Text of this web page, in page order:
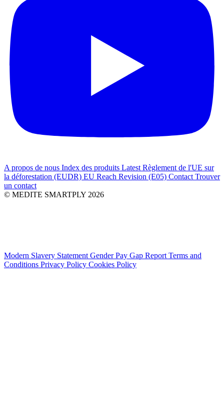
A propos de nous Index des produits Latest Règlement de l'UE sur
la déforestation (EUDR) EU Reach Revision (E05) Contact Trouver
un contact
© MEDITE SMARTPLY 2026
Modern Slavery Statement Gender Pay Gap Report Terms and
Conditions Privacy Policy Cookies Policy